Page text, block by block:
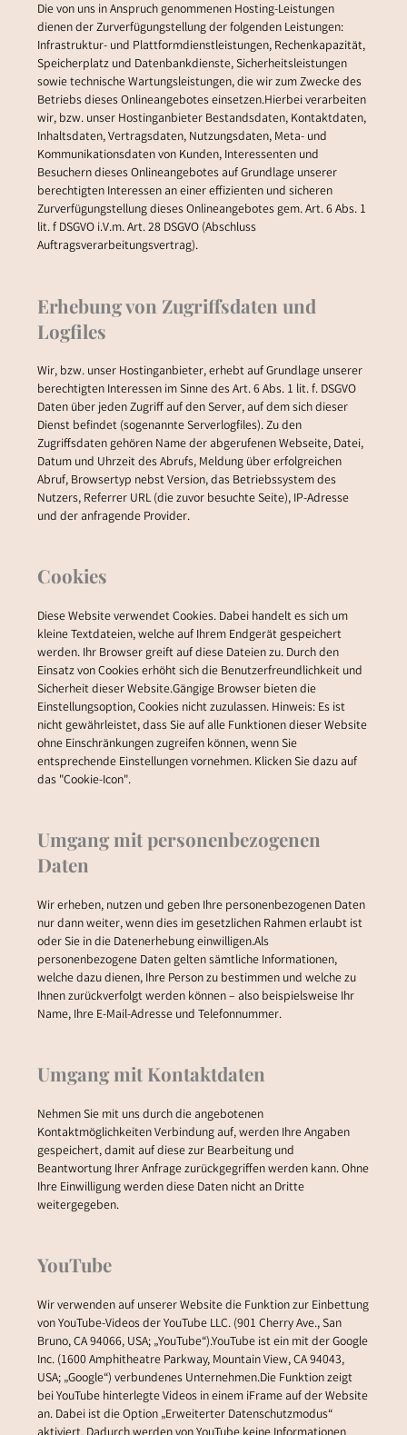
Die von uns in Anspruch genommenen Hosting-Leistungen
dienen der Zurverfügungstellung der folgenden Leistungen:
Infrastruktur- und Plattformdienstleistungen, Rechenkapazität,
Speicherplatz und Datenbankdienste, Sicherheitsleistungen
sowie technische Wartungsleistungen, die wir zum Zwecke des
Betriebs dieses Onlineangebotes einsetzen.Hierbei verarbeiten
wir, bzw. unser Hostinganbieter Bestandsdaten, Kontaktdaten,
Inhaltsdaten, Vertragsdaten, Nutzungsdaten, Meta- und
Kommunikationsdaten von Kunden, Interessenten und
Besuchern dieses Onlineangebotes auf Grundlage unserer
berechtigten Interessen an einer effizienten und sicheren
Zurverfügungstellung dieses Onlineangebotes gem. Art. 6 Abs. 1
lit. f DSGVO i.V.m. Art. 28 DSGVO (Abschluss
Auftragsverarbeitungsvertrag).
Erhebung von Zugriffsdaten und
Logfiles
Wir, bzw. unser Hostinganbieter, erhebt auf Grundlage unserer
berechtigten Interessen im Sinne des Art. 6 Abs. 1 lit. f. DSGVO
Daten über jeden Zugriff auf den Server, auf dem sich dieser
Dienst befindet (sogenannte Serverlogfiles). Zu den
Zugriffsdaten gehören Name der abgerufenen Webseite, Datei,
Datum und Uhrzeit des Abrufs, Meldung über erfolgreichen
Abruf, Browsertyp nebst Version, das Betriebssystem des
Nutzers, Referrer URL (die zuvor besuchte Seite), IP-Adresse
und der anfragende Provider.
Cookies
Diese Website verwendet Cookies. Dabei handelt es sich um
kleine Textdateien, welche auf Ihrem Endgerät gespeichert
werden. Ihr Browser greift auf diese Dateien zu. Durch den
Einsatz von Cookies erhöht sich die Benutzerfreundlichkeit und
Sicherheit dieser Website.Gängige Browser bieten die
Einstellungsoption, Cookies nicht zuzulassen. Hinweis: Es ist
nicht gewährleistet, dass Sie auf alle Funktionen dieser Website
ohne Einschränkungen zugreifen können, wenn Sie
entsprechende Einstellungen vornehmen. Klicken Sie dazu auf
das "Cookie-Icon".
Umgang mit personenbezogenen
Daten
Wir erheben, nutzen und geben Ihre personenbezogenen Daten
nur dann weiter, wenn dies im gesetzlichen Rahmen erlaubt ist
oder Sie in die Datenerhebung einwilligen.Als
personenbezogene Daten gelten sämtliche Informationen,
welche dazu dienen, Ihre Person zu bestimmen und welche zu
Ihnen zurückverfolgt werden können – also beispielsweise Ihr
Name, Ihre E-Mail-Adresse und Telefonnummer.
Umgang mit Kontaktdaten
Nehmen Sie mit uns durch die angebotenen
Kontaktmöglichkeiten Verbindung auf, werden Ihre Angaben
gespeichert, damit auf diese zur Bearbeitung und
Beantwortung Ihrer Anfrage zurückgegriffen werden kann. Ohne
Ihre Einwilligung werden diese Daten nicht an Dritte
weitergegeben.
YouTube
Wir verwenden auf unserer Website die Funktion zur Einbettung
von YouTube-Videos der YouTube LLC. (901 Cherry Ave., San
Bruno, CA 94066, USA; „YouTube“).YouTube ist ein mit der Google
Inc. (1600 Amphitheatre Parkway, Mountain View, CA 94043,
USA; „Google“) verbundenes Unternehmen.Die Funktion zeigt
bei YouTube hinterlegte Videos in einem iFrame auf der Website
an. Dabei ist die Option „Erweiterter Datenschutzmodus“